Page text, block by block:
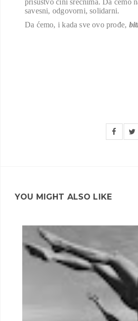
savesni, odgovorni, solidarni.
Da ćemo, i kada sve ovo prođe,
YOU MIGHT ALSO LIKE